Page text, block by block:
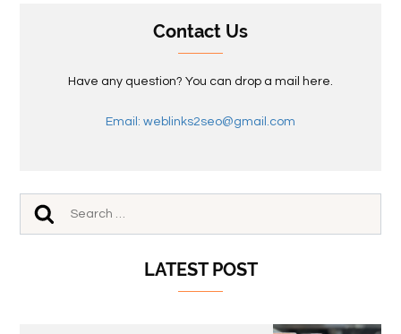
Contact Us
Have any question? You can drop a mail here.
Email: weblinks2seo@gmail.com
LATEST POST